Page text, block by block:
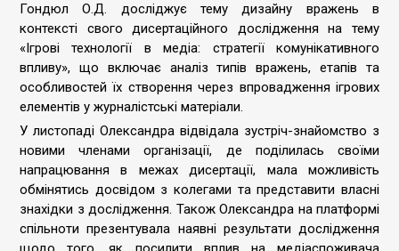
Гондюл О.Д. досліджує тему дизайну вражень в
контексті свого дисертаційного дослідження на тему
«Ігрові технології в медіа: стратегії комунікативного
впливу», що включає аналіз типів вражень, етапів та
особливостей їх створення через впровадження ігрових
елементів у журналістські матеріали.
У листопаді Олександра відвідала зустріч-знайомство з
новими членами організації, де поділилась своїми
напрацювання в межах дисертації, мала можливість
обмінятись досвідом з колегами та представити власні
знахідки з дослідження. Також Олександра на платформі
спільноти презентувала наявні результати дослідження